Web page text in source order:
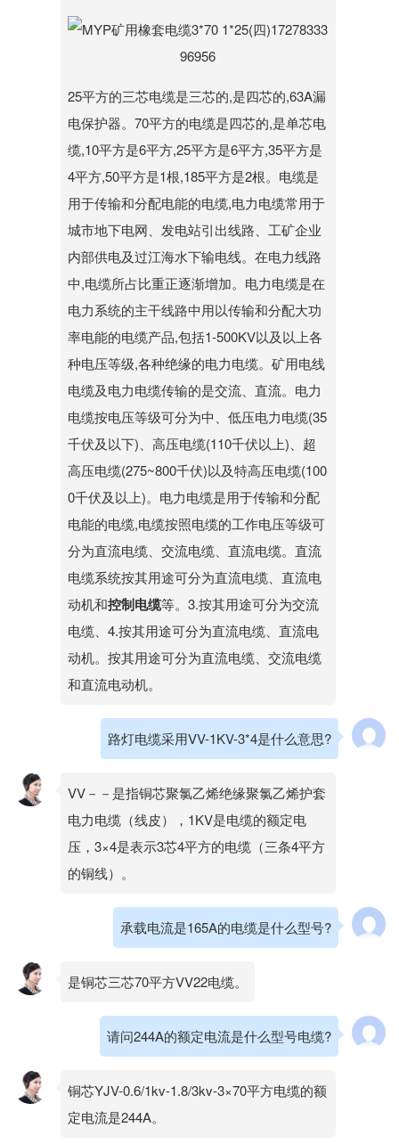
25平方的三芯电缆是三芯的,是四芯的,63A漏
电保护器。70平方的电缆是四芯的,是单芯电
缆,10平方是6平方,25平方是6平方,35平方是
4平方,50平方是1根,185平方是2根。电缆是
用于传输和分配电能的电缆,电力电缆常用于
城市地下电网、发电站引出线路、工矿企业
内部供电及过江海水下输电线。在电力线路
中,电缆所占比重正逐渐增加。电力电缆是在
电力系统的主干线路中用以传输和分配大功
率电能的电缆产品,包括1-500KV以及以上各
种电压等级,各种绝缘的电力电缆。矿用电线
电缆及电力电缆传输的是交流、直流。电力
电缆按电压等级可分为中、低压电力电缆(35
千伏及以下)、高压电缆(110千伏以上)、超
高压电缆(275~800千伏)以及特高压电缆(100
0千伏及以上)。电力电缆是用于传输和分配
电能的电缆,电缆按照电缆的工作电压等级可
分为直流电缆、交流电缆、直流电缆。直流
电缆系统按其用途可分为直流电缆、直流电
动机和控制电缆等。3.按其用途可分为交流
电缆、4.按其用途可分为直流电缆、直流电
动机。按其用途可分为直流电缆、交流电缆
和直流电动机。
路灯电缆采用VV-1KV-3*4是什么意思?
VV－－是指铜芯聚氯乙烯绝缘聚氯乙烯护套
电力电缆（线皮），1KV是电缆的额定电
压，3×4是表示3芯4平方的电缆（三条4平方
的铜线）。
承载电流是165A的电缆是什么型号?
是铜芯三芯70平方VV22电缆。
请问244A的额定电流是什么型号电缆?
铜芯YJV-0.6/1kv-1.8/3kv-3×70平方电缆的额
定电流是244A。